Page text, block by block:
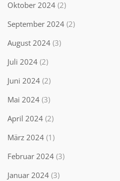
Oktober 2024 (2)
September 2024 (2)
August 2024 (3)
Juli 2024 (2)
Juni 2024 (2)
Mai 2024 (3)
April 2024 (2)
März 2024 (1)
Februar 2024 (3)
Januar 2024 (3)